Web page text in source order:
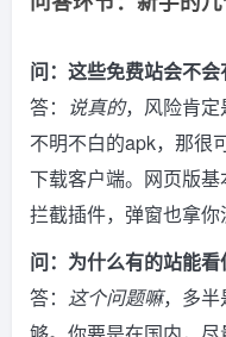
问：这些免费站会不会
答： 说真的，风险肯
不明不白的apk，那很
下载客户端。网页版
拦截插件，弹窗也拿你
问：为什么有的站能看
答： 这个问题嘛，多半